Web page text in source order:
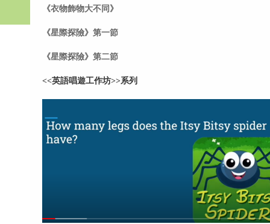
《衣物飾物大不同》
《星際探險》第一節
《星際探險》第二節
<<英語唱遊工作坊>>系列